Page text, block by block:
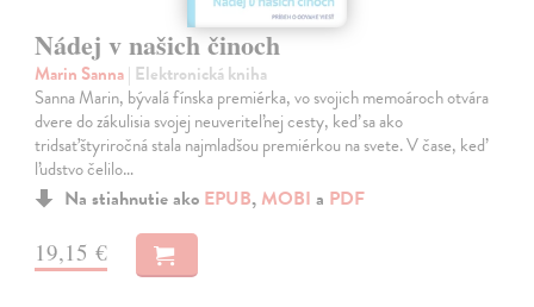
Nádej v našich činoch
Marin Sanna| Elektronická kniha
Sanna Marin, bývalá fínska premiérka, vo svojich memoároch otvára
dvere do zákulisia svojej neuveriteľnej cesty, keď sa ako
tridsaťštyriročná stala najmladšou premiérkou na svete. V čase, keď
ľudstvo čelilo…
Na stiahnutie ako EPUB, MOBI a PDF
19,15 €